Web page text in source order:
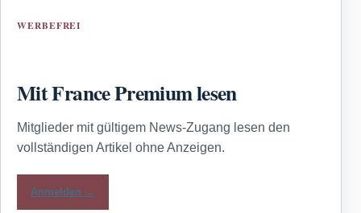
WERBEFREI
Mit France Premium lesen
Mitglieder mit gültigem News-Zugang lesen den
vollständigen Artikel ohne Anzeigen.
Anmelden →